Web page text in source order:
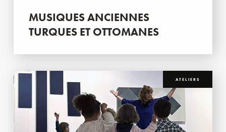
MUSIQUES ANCIENNES
TURQUES ET OTTOMANES
ATELIERS